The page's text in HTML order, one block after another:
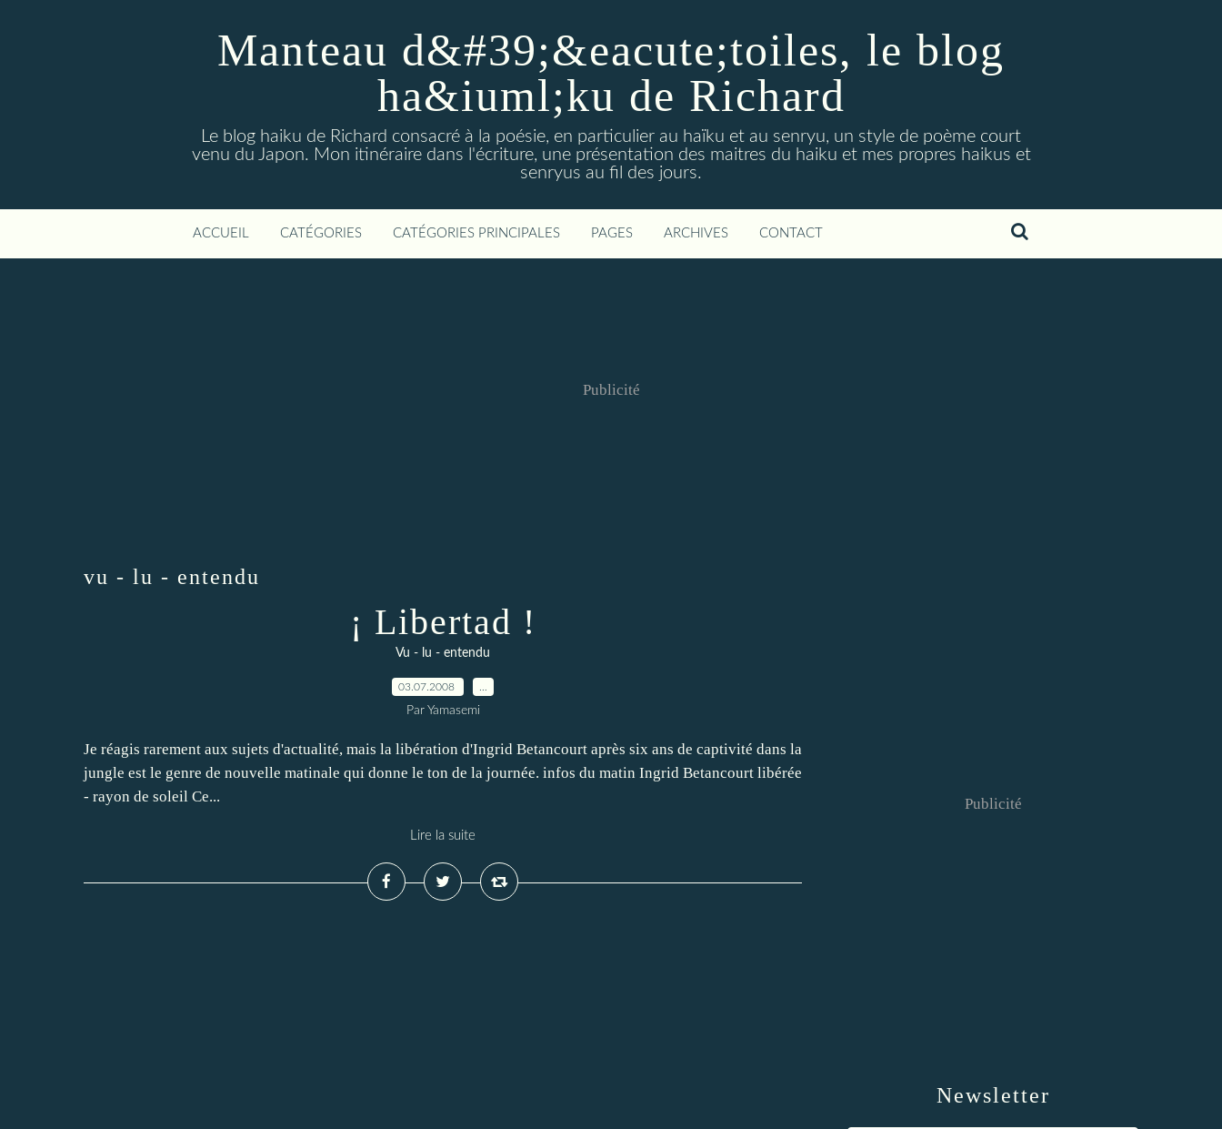
Manteau d&#39;&eacute;toiles, le blog
ha&iuml;ku de Richard
Le blog haiku de Richard consacré à la poésie, en particulier au haïku et au senryu, un style de poème court
venu du Japon. Mon itinéraire dans l'écriture, une présentation des maitres du haiku et mes propres haikus et
senryus au fil des jours.
ACCUEIL CATÉGORIES CATÉGORIES PRINCIPALES PAGES ARCHIVES CONTACT
Publicité
vu - lu - entendu
¡ Libertad !
Vu - lu - entendu
03.07.2008
Par Yamasemi
Je réagis rarement aux sujets d'actualité, mais la libération d'Ingrid Betancourt après six ans de captivité dans la
jungle est le genre de nouvelle matinale qui donne le ton de la journée. infos du matin Ingrid Betancourt libérée
- rayon de soleil Ce...
Lire la suite
Newsletter
Publicité